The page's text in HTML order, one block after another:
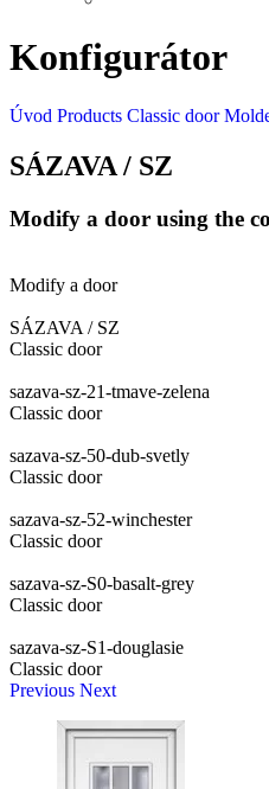
Konfigurátor
Úvod Products Classic door
SÁZAVA / SZ
Modify a door using the
Modify a door
SÁZAVA / SZ
Classic door
sazava-sz-21-tmave-zelena
Classic door
sazava-sz-50-dub-svetly
Classic door
sazava-sz-52-winchester
Classic door
sazava-sz-S0-basalt-grey
Classic door
sazava-sz-S1-douglasie
Classic door
Previous Next